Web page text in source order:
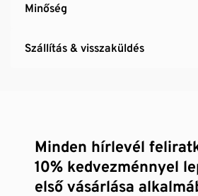
Minőség
Szállítás & visszaküldés
Minden hírlevél
10% kedvezménnyel
első vásárlása